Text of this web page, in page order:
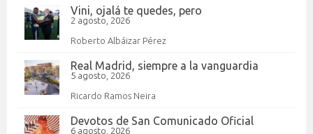
Vini, ojalá te quedes, pero
2 agosto, 2026
Roberto Albáizar Pérez
Real Madrid, siempre a la vanguardia
5 agosto, 2026
Ricardo Ramos Neira
Devotos de San Comunicado Oficial
6 agosto, 2026